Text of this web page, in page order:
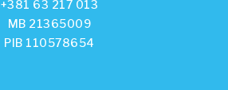
+381 63 217 013
MB 21365009
PIB 110578654